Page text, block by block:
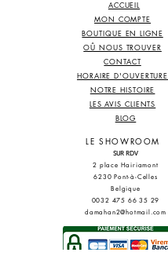
ACCUEIL
MON COMPTE
BOUTIQUE EN LIGNE
OÛ NOUS TROUVER
CONTACT
HORAIRE D'OUVERTURE
NOTRE HISTOIRE
LES AVIS CLIENTS
BLOG
LE SHOWROOM
SUR RDV
2 place Hairiamont
6230 Pont-à-Celles
Belgique
0032 475 66 35 29
damahan2@hotmail.com